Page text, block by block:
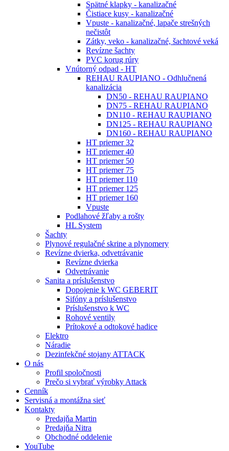
Spätné klapky - kanalizačné
Čistiace kusy - kanalizačné
Vpuste - kanalizačné, lapače strešných
nečistôt
Zátky, veko - kanalizačné, šachtové veká
Revízne šachty
PVC korug rúry
Vnútorný odpad - HT
REHAU RAUPIANO - Odhlučnená
kanalizácia
DN50 - REHAU RAUPIANO
DN75 - REHAU RAUPIANO
DN110 - REHAU RAUPIANO
DN125 - REHAU RAUPIANO
DN160 - REHAU RAUPIANO
HT priemer 32
HT priemer 40
HT priemer 50
HT priemer 75
HT priemer 110
HT priemer 125
HT priemer 160
Vpuste
Podlahové žľaby a rošty
HL System
Šachty
Plynové regulačné skrine a plynomery
Revízne dvierka, odvetrávanie
Revízne dvierka
Odvetrávanie
Sanita a príslušenstvo
Dopojenie k WC GEBERIT
Sifóny a príslušenstvo
Príslušenstvo k WC
Rohové ventily
Prítokové a odtokové hadice
Elektro
Náradie
Dezinfekčné stojany ATTACK
O nás
Profil spoločnosti
Prečo si vybrať výrobky Attack
Cenník
Servisná a montážna sieť
Kontakty
Predajňa Martin
Predajňa Nitra
Obchodné oddelenie
YouTube